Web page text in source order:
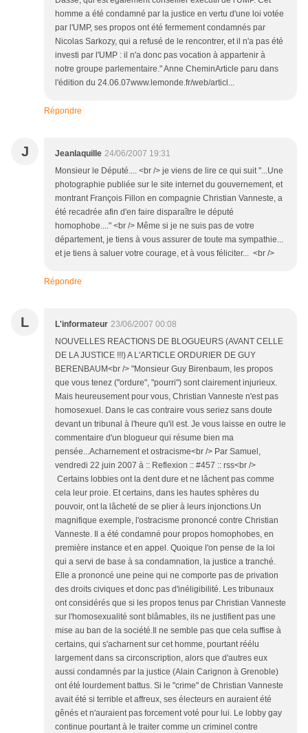
homme a été condamné par la justice en vertu d'une loi votée
par l'UMP, ses propos ont été fermement condamnés par
Nicolas Sarkozy, qui a refusé de le rencontrer, et il n'a pas été
investi par l'UMP : il n'a donc pas vocation à appartenir à
notre groupe parlementaire." Anne CheminArticle paru dans
l'édition du 24.06.07www.lemonde.fr/web/articl...
Répondre
J Jeanlaquille 24/06/2007 19:31
Monsieur le Député.... <br /> je viens de lire ce qui suit "...Une
photographie publiée sur le site internet du gouvernement, et
montrant François Fillon en compagnie Christian Vanneste, a
été recadrée afin d'en faire disparaître le député
homophobe...." <br /> Même si je ne suis pas de votre
département, je tiens à vous assurer de toute ma sympathie...
et je tiens à saluer votre courage, et à vous féliciter... <br />
Répondre
L L'informateur 23/06/2007 00:08
NOUVELLES REACTIONS DE BLOGUEURS (AVANT CELLE
DE LA JUSTICE !!!) A L'ARTICLE ORDURIER DE GUY
BERENBAUM<br /> "Monsieur Guy Birenbaum, les propos
que vous tenez ("ordure", "pourri") sont clairement injurieux.
Mais heureusement pour vous, Christian Vanneste n'est pas
homosexuel. Dans le cas contraire vous seriez sans doute
devant un tribunal à l'heure qu'il est. Je vous laisse en outre le
commentaire d'un blogueur qui résume bien ma
pensée...Acharnement et ostracisme<br /> Par Samuel,
vendredi 22 juin 2007 à :: Reflexion :: #457 :: rss<br />
Certains lobbies ont la dent dure et ne lâchent pas comme
cela leur proie. Et certains, dans les hautes sphères du
pouvoir, ont la lâcheté de se plier à leurs injonctions.Un
magnifique exemple, l'ostracisme prononcé contre Christian
Vanneste. Il a été condamné pour propos homophobes, en
première instance et en appel. Quoique l'on pense de la loi
qui a servi de base à sa condamnation, la justice a tranché.
Elle a prononcé une peine qui ne comporte pas de privation
des droits civiques et donc pas d'inéligibilité. Les tribunaux
ont considérés que si les propos tenus par Christian Vanneste
sur l'homosexualité sont blâmables, ils ne justifient pas une
mise au ban de la société.Il ne semble pas que cela suffise à
certains, qui s'acharnent sur cet homme, pourtant réélu
largement dans sa circonscription, alors que d'autres eux
aussi condamnés par la justice (Alain Carignon à Grenoble)
ont été lourdement battus. Si le "crime" de Christian Vanneste
avait été si terrible et affreux, ses électeurs en auraient été
gênés et n'auraient pas forcement voté pour lui. Le lobby gay
continue pourtant à le traiter comme un criminel contre